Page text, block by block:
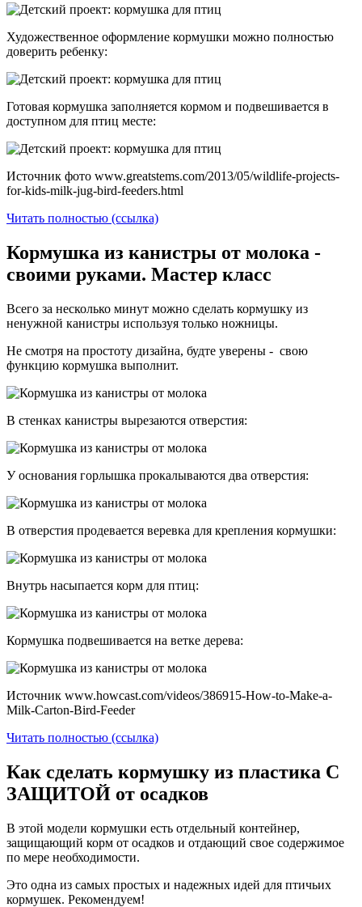
Художественное оформление кормушки можно полностью
доверить ребенку:
Готовая кормушка заполняется кормом и подвешивается в
доступном для птиц месте:
Источник фото www.greatstems.com/2013/05/wildlife-projects-
for-kids-milk-jug-bird-feeders.html
Читать полностью (ссылка)
Кормушка из канистры от молока -
своими руками. Мастер класс
Всего за несколько минут можно сделать кормушку из
ненужной канистры используя только ножницы.
Не смотря на простоту дизайна, будте уверены - свою
функцию кормушка выполнит.
В стенках канистры вырезаются отверстия:
У основания горлышка прокалываются два отверстия:
В отверстия продевается веревка для крепления кормушки:
Внутрь насыпается корм для птиц:
Кормушка подвешивается на ветке дерева:
Источник www.howcast.com/videos/386915-How-to-Make-a-
Milk-Carton-Bird-Feeder
Читать полностью (ссылка)
Как сделать кормушку из пластика С
ЗАЩИТОЙ от осадков
В этой модели кормушки есть отдельный контейнер,
защищающий корм от осадков и отдающий свое содержимое
по мере необходимости.
Это одна из самых простых и надежных идей для птичьих
кормушек. Рекомендуем!